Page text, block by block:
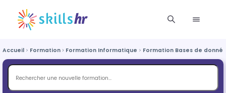
Accueil Formation Formation Informatique Formation Bases de